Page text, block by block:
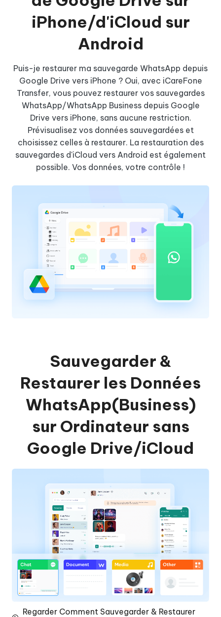
iPhone/d'iCloud sur
Android
Puis-je restaurer ma sauvegarde WhatsApp depuis
Google Drive vers iPhone ? Oui, avec iCareFone
Transfer, vous pouvez restaurer vos sauvegardes
WhatsApp/WhatsApp Business depuis Google
Drive vers iPhone, sans aucune restriction.
Prévisualisez vos données sauvegardées et
choisissez celles à restaurer. La restauration des
sauvegardes d'iCloud vers Android est également
possible. Vos données, votre contrôle !
Sauvegarder &
Restaurer les Données
WhatsApp(Business)
sur Ordinateur sans
Google Drive/iCloud
Regarder Comment Sauvegarder & Restaurer